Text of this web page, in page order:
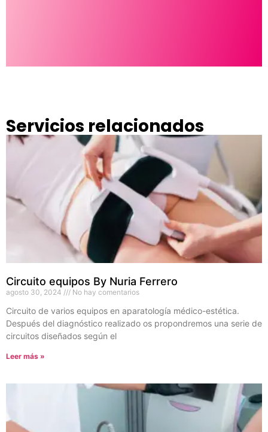
Servicios relacionados
Circuito equipos By Nuria Ferrero
agosto 30, 2024 No hay comentarios
Circuito de varios equipos en aparatología médico-estética.
Después del diagnóstico realizado os propondremos una serie de
circuitos diseñados según el
Leer más »